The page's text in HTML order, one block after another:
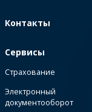
Контакты
Сервисы
Страхование
Электронный
документооборот